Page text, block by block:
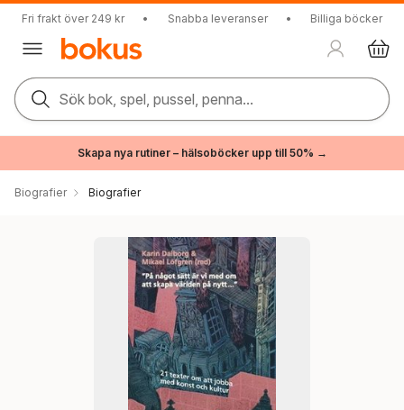
Fri frakt över 249 kr • Snabba leveranser • Billiga böcker
Sök bok, spel, pussel, penna...
Skapa nya rutiner – hälsoböcker upp till 50% →
Biografier Biografier